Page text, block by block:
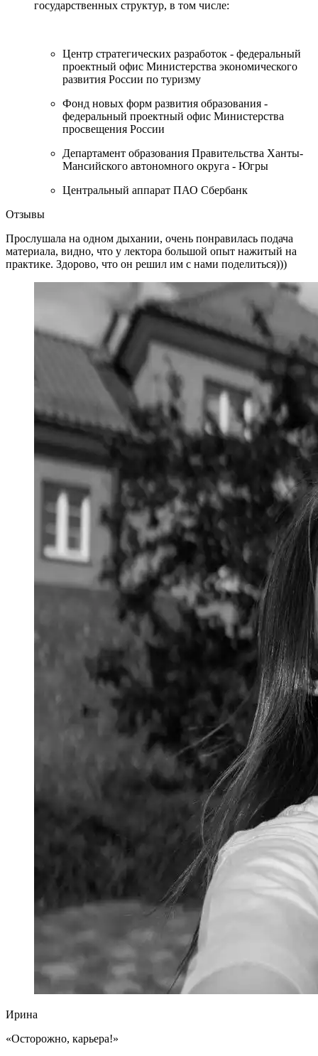
государственных структур, в том числе:
Центр стратегических разработок - федеральный
проектный офис Министерства экономического
развития России по туризму
Фонд новых форм развития образования -
федеральный проектный офис Министерства
просвещения России
Департамент образования Правительства Ханты-
Мансийского автономного округа - Югры
Центральный аппарат ПАО Сбербанк
Отзывы
Прослушала на одном дыхании, очень понравилась подача
материала, видно, что у лектора большой опыт нажитый на
практике. Здорово, что он решил им с нами поделиться)))
Ирина
«Осторожно, карьера!»